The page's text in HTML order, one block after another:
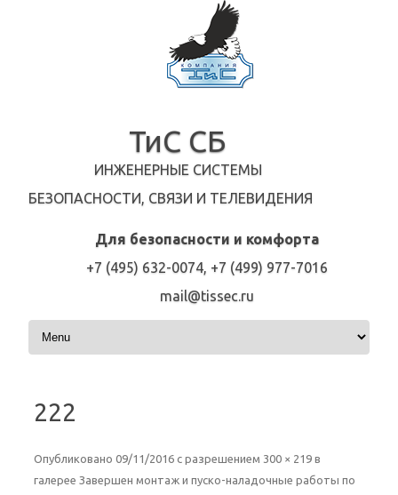
ТиС СБ
ИНЖЕНЕРНЫЕ СИСТЕМЫ
БЕЗОПАСНОСТИ, СВЯЗИ И ТЕЛЕВИДЕНИЯ
Для безопасности и комфорта
+7 (495) 632-0074, +7 (499) 977-7016
mail@tissec.ru
Перейти к содержимому
222
Опубликовано 09/11/2016 с разрешением 300 × 219 в
галерее Завершен монтаж и пуско-наладочные работы по